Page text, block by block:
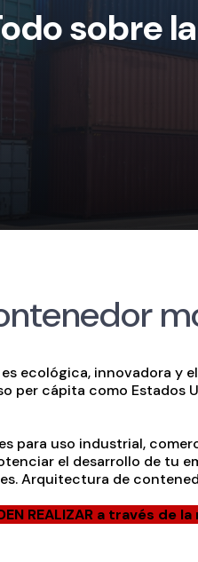
ecológica, innovadora y
per cápita como Estados
para uso industrial,
el desarrollo de tu
Arquitectura de
REALIZAR a través de